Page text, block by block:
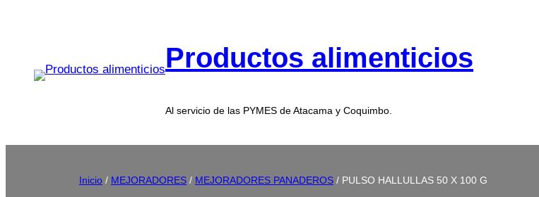
Productos alimenticios
Al servicio de las PYMES de Atacama y Coquimbo.
Inicio / MEJORADORES / MEJORADORES PANADEROS / PULSO HALLULLAS 50 X 100 G